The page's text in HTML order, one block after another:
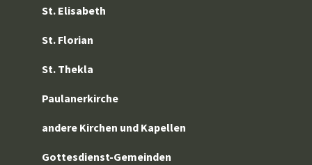
St. Elisabeth
St. Florian
St. Thekla
Paulanerkirche
andere Kirchen und Kapellen
Gottesdienst-Gemeinden